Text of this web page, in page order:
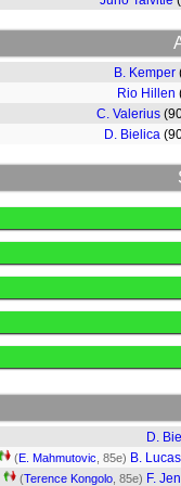
B. Kemper
Rio Hillen
C. Valerius
D. Bielica
D.
(E. Mahmutovic , 85e) B.
(Terence Kongolo , 85e) F.